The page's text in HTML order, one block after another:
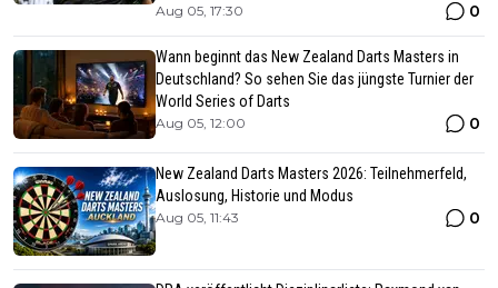
Aug 05, 17:30 0
Wann beginnt das New Zealand Darts Masters in
Deutschland? So sehen Sie das jüngste Turnier der
World Series of Darts
Aug 05, 12:00 0
New Zealand Darts Masters 2026: Teilnehmerfeld,
Auslosung, Historie und Modus
Aug 05, 11:43 0